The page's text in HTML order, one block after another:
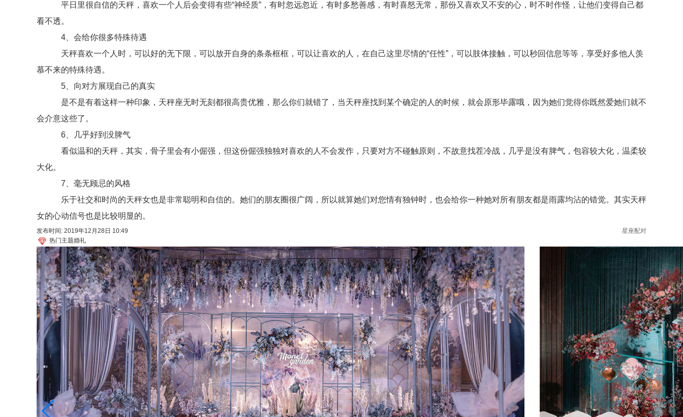
平日里很自信的天秤，喜欢一个人后会变得有些“神经质”，有时忽远忽近，有时多愁善感，有时喜怒无常，那份又喜欢又不安的心，时不时作怪，让他们变得自己都
看不透。
4、会给你很多特殊待遇
天秤喜欢一个人时，可以好的无下限，可以放开自身的条条框框，可以让喜欢的人，在自己这里尽情的“任性”，可以肢体接触，可以秒回信息等等，享受好多他人羡
慕不来的特殊待遇。
5、向对方展现自己的真实
是不是有着这样一种印象，天秤座无时无刻都很高贵优雅，那么你们就错了，当天秤座找到某个确定的人的时候，就会原形毕露哦，因为她们觉得你既然爱她们就不
会介意这些了。
6、几乎好到没脾气
看似温和的天秤，其实，骨子里会有小倔强，但这份倔强独独对喜欢的人不会发作，只要对方不碰触原则，不故意找茬冷战，几乎是没有脾气，包容较大化，温柔较
大化。
7、毫无顾忌的风格
乐于社交和时尚的天秤女也是非常聪明和自信的。她们的朋友圈很广阔，所以就算她们对您情有独钟时，也会给你一种她对所有朋友都是雨露均沾的错觉。其实天秤
女的心动信号也是比较明显的。
星座配对
发布时间: 2019年12月28日 10:49
热门主题婚礼